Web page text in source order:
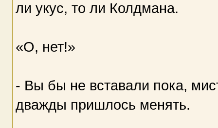
ли укус, то ли Колдмана.
«О, нет!»
- Вы бы не вставали пока,
дважды пришлось менять.